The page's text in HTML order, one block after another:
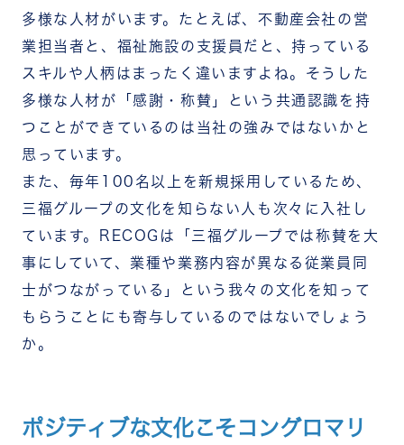
多様な人材がいます。たとえば、不動産会社の営
業担当者と、福祉施設の支援員だと、持っている
スキルや人柄はまったく違いますよね。そうした
多様な人材が「感謝・称賛」という共通認識を持
つことができているのは当社の強みではないかと
思っています。
また、毎年100名以上を新規採用しているため、
三福グループの文化を知らない人も次々に入社し
ています。RECOGは「三福グループでは称賛を大
事にしていて、業種や業務内容が異なる従業員同
士がつながっている」という我々の文化を知って
もらうことにも寄与しているのではないでしょう
か。
ポジティブな文化こそコングロマリ